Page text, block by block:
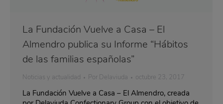
La Fundación Vuelve a Casa – El
Almendro publica su Informe “Hábitos
de las familias españolas”
Noticias y actualidad Por Delaviuda octubre 23, 2017
La Fundación Vuelve a Casa – El Almendro, creada